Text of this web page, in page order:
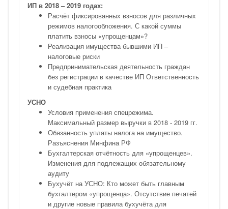
ИП в 2018 – 2019 годах:
Расчёт фиксированных взносов для различных
режимов налогообложения. С какой суммы
платить взносы «упрощенцам»?
Реализация имущества бывшими ИП –
налоговые риски
Предпринимательская деятельность граждан
без регистрации в качестве ИП Ответственность
и судебная практика
УСНО
Условия применения спецрежима.
Максимальный размер выручки в 2018 - 2019 гг.
Обязанность уплаты налога на имущество.
Разъяснения Минфина РФ
Бухгалтерская отчётность для «упрощенцев».
Изменения для подлежащих обязательному
аудиту
Бухучёт на УСНО: Кто может быть главным
бухгалтером «упрощенца». Отсутствие печатей
и другие новые правила бухучёта для